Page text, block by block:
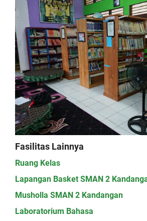
Fasilitas Lainnya
Ruang Kelas
Lapangan Basket SMAN 2
Musholla SMAN 2 Kandangan
Laboratorium Bahasa